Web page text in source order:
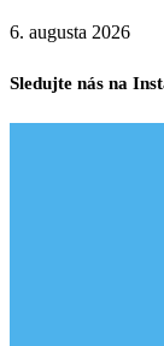
6. augusta 2026
Sledujte nás na